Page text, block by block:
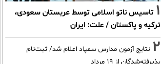
1 تاسیس ناتو اسلامی توسط عربستان سعودی،
ترکیه و پاکستان / علت: ایران
2 نتایج آزمون مدارس سمپاد اعلام شد/ ثبت‌نام
پذیرفته‌شدگان از ۱۹ مرداد